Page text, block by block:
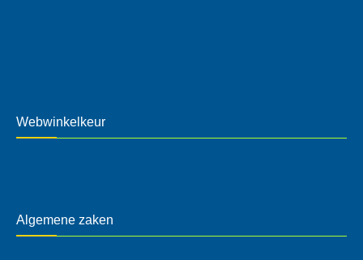
Webwinkelkeur
Algemene zaken